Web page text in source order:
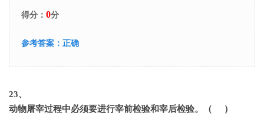
得分： 0分
参考答案： 正确
23、
动物屠宰过程中必须要进行宰前检验和宰后检验。（ ）